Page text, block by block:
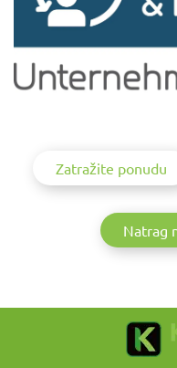
Zatražite ponudu
Natrag